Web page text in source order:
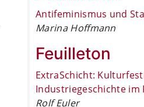
Antifeminismus und
Marina Hoffmann
Feuilleton
ExtraSchicht:
Industriegeschichte im
Rolf Euler